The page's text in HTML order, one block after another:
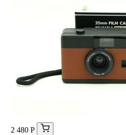
2 480 Р